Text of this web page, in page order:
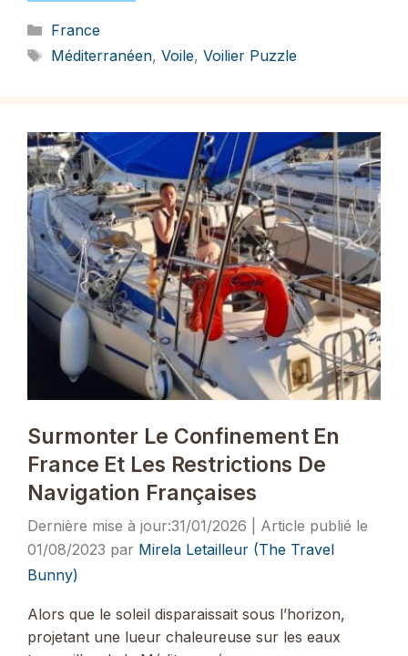
Catégories
France
Étiquettes
Méditerranéen, Voile, Voilier Puzzle
Surmonter Le Confinement En
France Et Les Restrictions De
Navigation Françaises
31/01/2026
01/08/2023 par Mirela Letailleur (The Travel
Bunny)
Alors que le soleil disparaissait sous l’horizon,
projetant une lueur chaleureuse sur les eaux